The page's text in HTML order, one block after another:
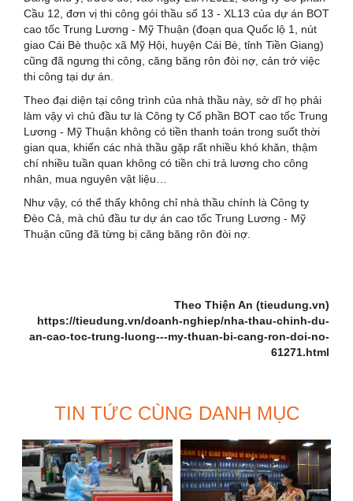
Cầu 12, đơn vị thi công gói thầu số 13 - XL13 của dự án BOT
cao tốc Trung Lương - Mỹ Thuận (đoạn qua Quốc lộ 1, nút
giao Cái Bè thuộc xã Mỹ Hội, huyện Cái Bè, tỉnh Tiền Giang)
cũng đã ngưng thi công, căng băng rôn đòi nợ, cản trở việc
thi công tại dự án.
Theo đại diện tại công trình của nhà thầu này, sở dĩ họ phải
làm vậy vì chủ đầu tư là Công ty Cổ phần BOT cao tốc Trung
Lương - Mỹ Thuận không có tiền thanh toán trong suốt thời
gian qua, khiến các nhà thầu gặp rất nhiều khó khăn, thậm
chí nhiều tuần quan không có tiền chi trả lương cho công
nhân, mua nguyên vật liệu…
Như vậy, có thể thấy không chỉ nhà thầu chính là Công ty
Đèo Cả, mà chủ đầu tư dự án cao tốc Trung Lương - Mỹ
Thuận cũng đã từng bị căng băng rôn đòi nợ.
Theo Thiện An (tieudung.vn)
https://tieudung.vn/doanh-nghiep/nha-thau-chinh-du-
an-cao-toc-trung-luong---my-thuan-bi-cang-ron-doi-no-
61271.html
TIN TỨC CÙNG DANH MỤC